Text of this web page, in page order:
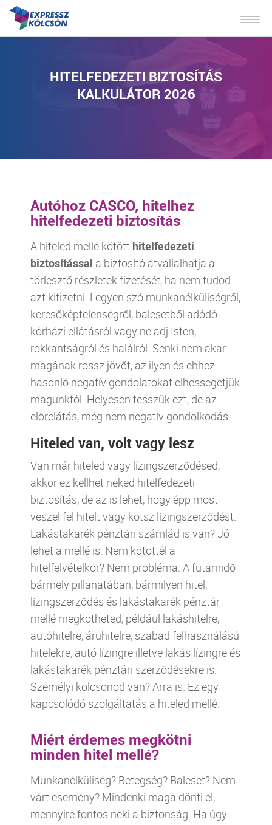
HITELFEDEZETI BIZTOSÍTÁS
KALKULÁTOR 2026
Autóhoz CASCO, hitelhez
hitelfedezeti biztosítás
A hiteled mellé kötött hitelfedezeti
biztosítással a biztosító átvállalhatja a
törlesztő részletek fizetését, ha nem tudod
azt kifizetni. Legyen szó munkanélküliségről,
keresőképtelenségről, balesetből adódó
kórházi ellátásról vagy ne adj Isten,
rokkantságról és halálról. Senki nem akar
magának rossz jövőt, az ilyen és ehhez
hasonló negatív gondolatokat elhessegetjük
magunktól. Helyesen tesszük ezt, de az
előrelátás, még nem negatív gondolkodás.
Hiteled van, volt vagy lesz
Van már hiteled vagy lízingszerződésed,
akkor ez kellhet neked hitelfedezeti
biztosítás, de az is lehet, hogy épp most
veszel fel hitelt vagy kötsz lízingszerződést.
Lakástakarék pénztári számlád is van? Jó
lehet a mellé is. Nem kötöttél a
hitelfelvételkor? Nem probléma. A futamidő
bármely pillanatában, bármilyen hitel,
lízingszerződés és lakástakarék pénztár
mellé megkötheted, például lakáshitelre,
autóhitelre, áruhitelre, szabad felhasználású
hitelekre, autó lízingre illetve lakás lízingre és
lakástakarék pénztári szerződésekre is.
Személyi kölcsönöd van? Arra is. Ez egy
kapcsolódó szolgáltatás a hiteled mellé.
Miért érdemes megkötni
minden hitel mellé?
Munkanélküliség? Betegség? Baleset? Nem
várt esemény? Mindenki maga dönti el,
mennyire fontos neki a biztonság. Ha úgy